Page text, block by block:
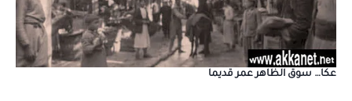
عكا… سوق الظاهر عمر قديما